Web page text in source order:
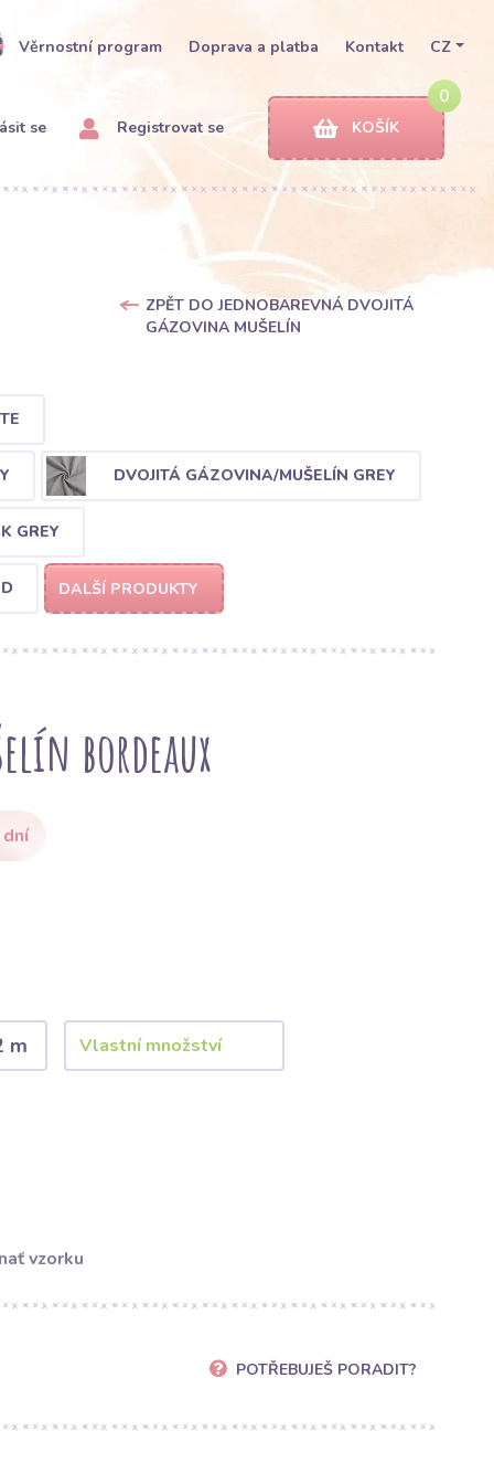
Věrnostní program Doprava a platba Kontakt CZ
se Registrovat se
0
KOŠÍK
ZPĚT DO JEDNOBAREVNÁ DVOJITÁ
GÁZOVINA MUŠELÍN
DVOJITÁ GÁZOVINA/MUŠELÍN GREY
GREY
DALŠÍ PRODUKTY
bordeaux
m
vzorku
POTŘEBUJEŠ PORADIT?